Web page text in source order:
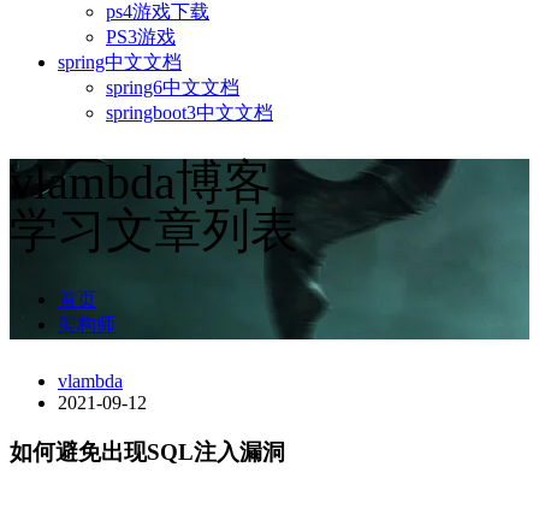
ps4游戏下载
PS3游戏
spring中文文档
spring6中文文档
springboot3中文文档
vlambda博客
学习文章列表
首页
架构师
vlambda
2021-09-12
如何避免出现SQL注入漏洞